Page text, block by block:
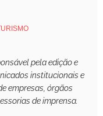
pela edição e
institucionais e
empresas, órgãos
de imprensa.